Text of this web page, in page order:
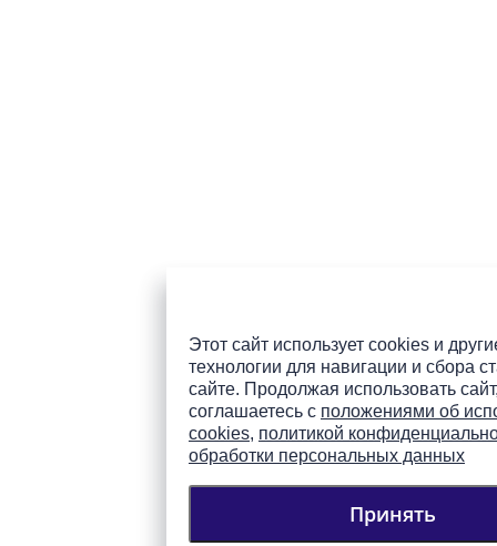
Этот сайт использует cookies и
технологии для навигации и сбора
сайте. Продолжая использовать
соглашаетесь с положениями об
cookies, политикой
обработки персональных данных
Принять